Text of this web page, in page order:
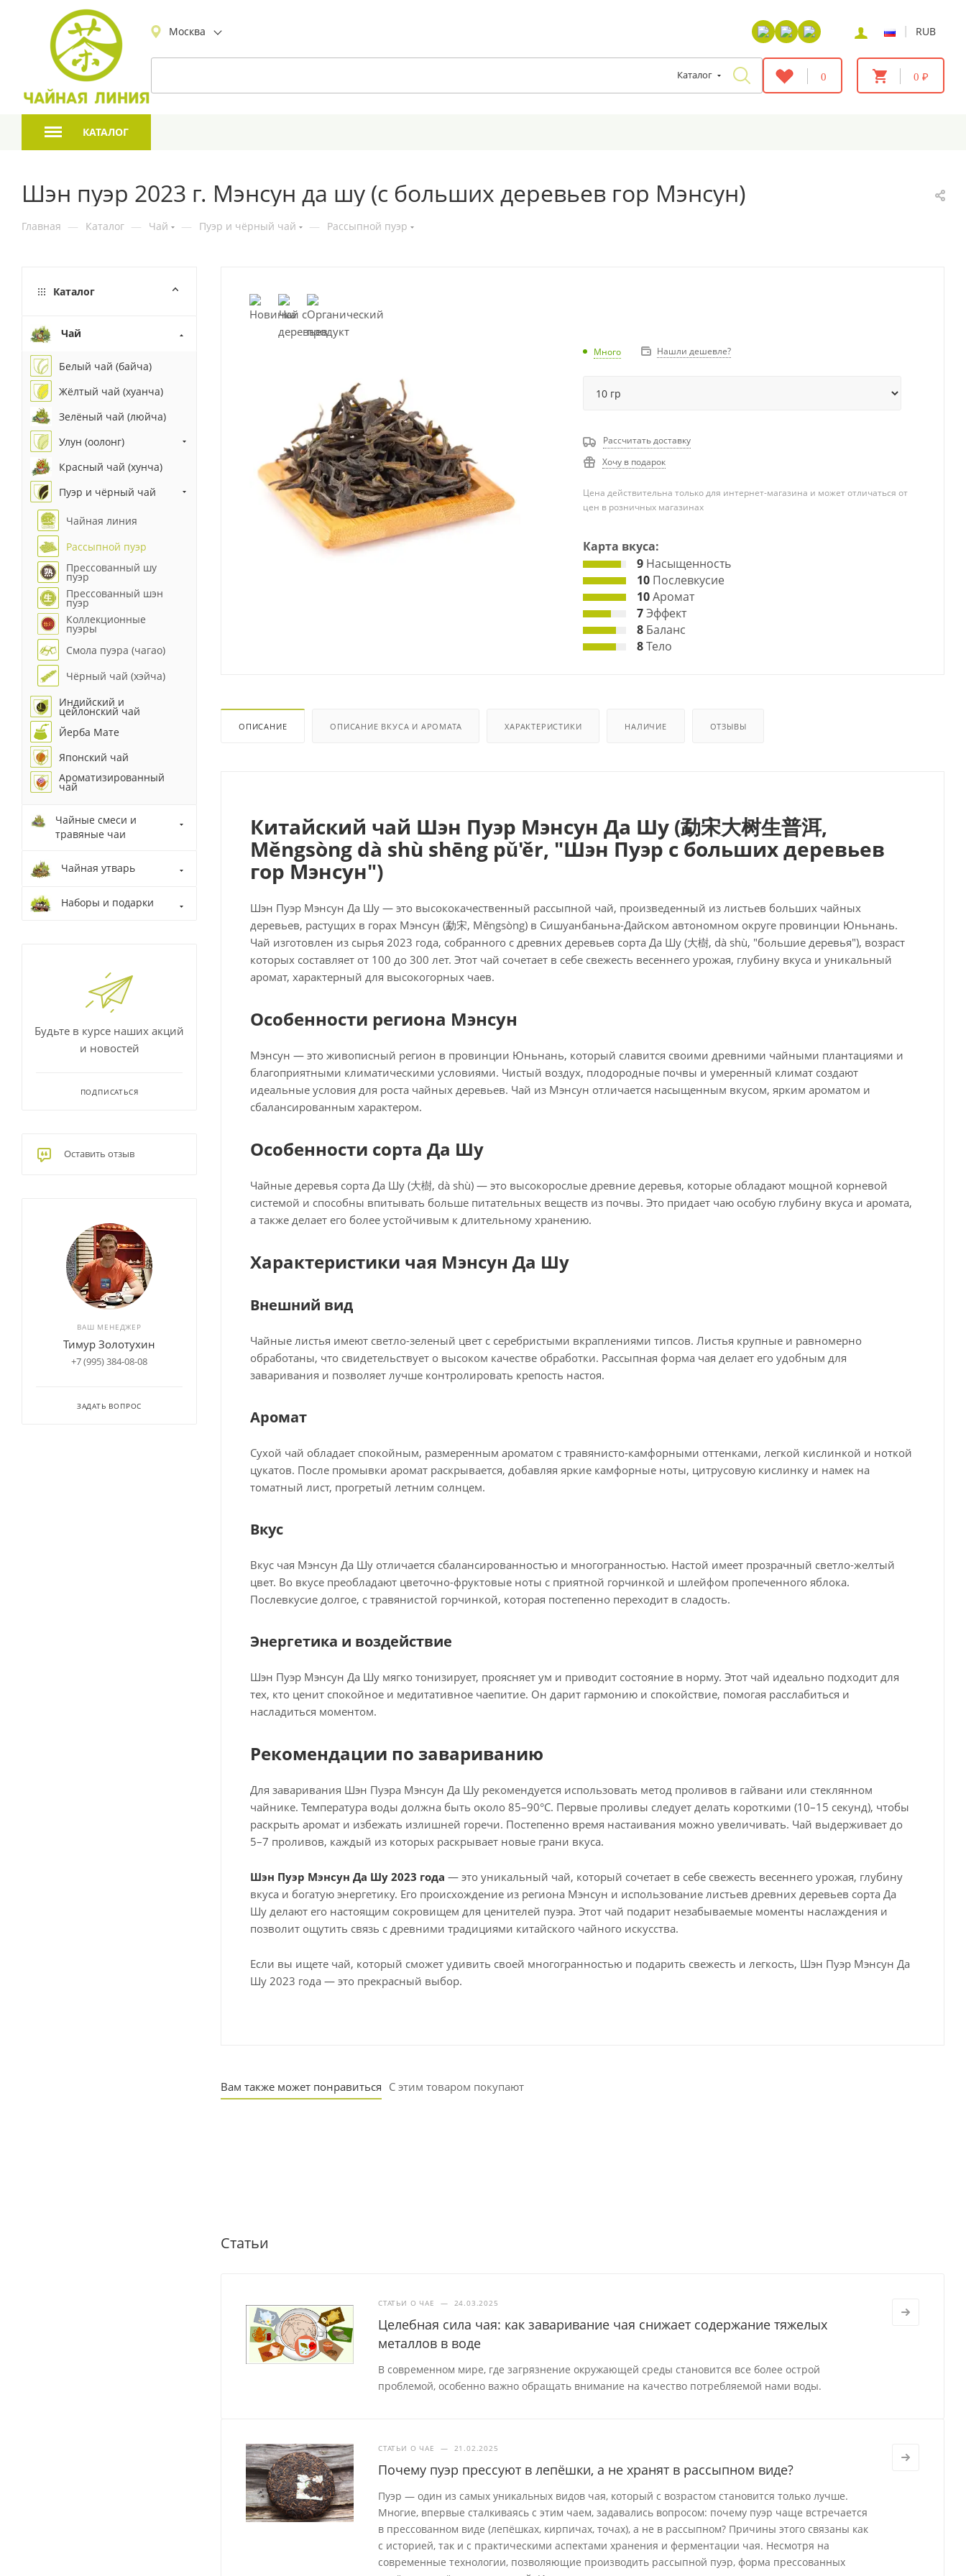
Москва | RUB
Каталог 0 0 ₽
КАТАЛОГ
Шэн пуэр 2023 г. Мэнсун да шу (с больших деревьев гор Мэнсун)
Главная — Каталог — Чай — Пуэр и чёрный чай — Рассыпной пуэр
Много Нашли дешевле?
Рассчитать доставку
Хочу в подарок
Цена действительна только для интернет-магазина и может отличаться от
цен в розничных магазинах
Карта вкуса:
9Насыщенность
10Послевкусие
10Аромат
7Эффект
8Баланс
8Тело
ОПИСАНИЕ ОПИСАНИЕ ВКУСА И АРОМАТА ХАРАКТЕРИСТИКИ НАЛИЧИЕ ОТЗЫВЫ
Китайский чай Шэн Пуэр Мэнсун Да Шу (勐宋大树生普洱,
Měngsòng dà shù shēng pǔ'ěr, "Шэн Пуэр с больших деревьев
гор Мэнсун")
Шэн Пуэр Мэнсун Да Шу — это высококачественный рассыпной чай, произведенный из листьев больших чайных
деревьев, растущих в горах Мэнсун (勐宋, Měngsòng) в Сишуанбаньна-Дайском автономном округе провинции Юньнань.
Чай изготовлен из сырья 2023 года, собранного с древних деревьев сорта Да Шу (大樹, dà shù, "большие деревья"), возраст
которых составляет от 100 до 300 лет. Этот чай сочетает в себе свежесть весеннего урожая, глубину вкуса и уникальный
аромат, характерный для высокогорных чаев.
Особенности региона Мэнсун
Мэнсун — это живописный регион в провинции Юньнань, который славится своими древними чайными плантациями и
благоприятными климатическими условиями. Чистый воздух, плодородные почвы и умеренный климат создают
идеальные условия для роста чайных деревьев. Чай из Мэнсун отличается насыщенным вкусом, ярким ароматом и
сбалансированным характером.
Особенности сорта Да Шу
Чайные деревья сорта Да Шу (大樹, dà shù) — это высокорослые древние деревья, которые обладают мощной корневой
системой и способны впитывать больше питательных веществ из почвы. Это придает чаю особую глубину вкуса и аромата,
а также делает его более устойчивым к длительному хранению.
Характеристики чая Мэнсун Да Шу
Внешний вид
Чайные листья имеют светло-зеленый цвет с серебристыми вкраплениями типсов. Листья крупные и равномерно
обработаны, что свидетельствует о высоком качестве обработки. Рассыпная форма чая делает его удобным для
заваривания и позволяет лучше контролировать крепость настоя.
Аромат
Сухой чай обладает спокойным, размеренным ароматом с травянисто-камфорными оттенками, легкой кислинкой и ноткой
цукатов. После промывки аромат раскрывается, добавляя яркие камфорные ноты, цитрусовую кислинку и намек на
томатный лист, прогретый летним солнцем.
Вкус
Вкус чая Мэнсун Да Шу отличается сбалансированностью и многогранностью. Настой имеет прозрачный светло-желтый
цвет. Во вкусе преобладают цветочно-фруктовые ноты с приятной горчинкой и шлейфом пропеченного яблока.
Послевкусие долгое, с травянистой горчинкой, которая постепенно переходит в сладость.
Энергетика и воздействие
Шэн Пуэр Мэнсун Да Шу мягко тонизирует, проясняет ум и приводит состояние в норму. Этот чай идеально подходит для
тех, кто ценит спокойное и медитативное чаепитие. Он дарит гармонию и спокойствие, помогая расслабиться и
насладиться моментом.
Рекомендации по завариванию
Для заваривания Шэн Пуэра Мэнсун Да Шу рекомендуется использовать метод проливов в гайвани или стеклянном
чайнике. Температура воды должна быть около 85–90°C. Первые проливы следует делать короткими (10–15 секунд), чтобы
раскрыть аромат и избежать излишней горечи. Постепенно время настаивания можно увеличивать. Чай выдерживает до
5–7 проливов, каждый из которых раскрывает новые грани вкуса.
Шэн Пуэр Мэнсун Да Шу 2023 года — это уникальный чай, который сочетает в себе свежесть весеннего урожая, глубину
вкуса и богатую энергетику. Его происхождение из региона Мэнсун и использование листьев древних деревьев сорта Да
Шу делают его настоящим сокровищем для ценителей пуэра. Этот чай подарит незабываемые моменты наслаждения и
позволит ощутить связь с древними традициями китайского чайного искусства.
Если вы ищете чай, который сможет удивить своей многогранностью и подарить свежесть и легкость, Шэн Пуэр Мэнсун Да
Шу 2023 года — это прекрасный выбор.
Вам также может понравиться С этим товаром покупают
Статьи
СТАТЬИ О ЧАЕ — 24.03.2025
Целебная сила чая: как заваривание чая снижает содержание тяжелых
металлов в воде
В современном мире, где загрязнение окружающей среды становится все более острой
проблемой, особенно важно обращать внимание на качество потребляемой нами воды.
СТАТЬИ О ЧАЕ — 21.02.2025
Почему пуэр прессуют в лепёшки, а не хранят в рассыпном виде?
Пуэр — один из самых уникальных видов чая, который с возрастом становится только лучше.
Многие, впервые сталкиваясь с этим чаем, задавались вопросом: почему пуэр чаще встречается
в прессованном виде (лепёшках, кирпичах, точах), а не в рассыпном? Причины этого связаны как
с историей, так и с практическими аспектами хранения и ферментации чая. Несмотря на
современные технологии, позволяющие производить рассыпной пуэр, форма прессованных
Каталог
Чай
Белый чай (байча)
Жёлтый чай (хуанча)
Зелёный чай (люйча)
Улун (оолонг)
Красный чай (хунча)
Пуэр и чёрный чай
Чайная линия
Рассыпной пуэр
Прессованный шу
пуэр
Прессованный шэн
пуэр
Коллекционные
пуэры
Смола пуэра (чагао)
Чёрный чай (хэйча)
Индийский и
цейлонский чай
Йерба Мате
Японский чай
Ароматизированный
чай
Чайные смеси и
травяные чаи
Чайная утварь
Наборы и подарки
Будьте в курсе наших акций
и новостей
ПОДПИСАТЬСЯ
Оставить отзыв
ВАШ МЕНЕДЖЕР
Тимур Золотухин
+7 (995) 384-08-08
ЗАДАТЬ ВОПРОС